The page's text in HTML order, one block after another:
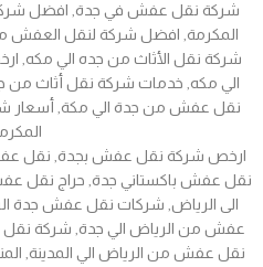
شركة نقل عفش في جدة, افضل
المكرمة, افضل شركة لنقل العفش
شركة نقل الأثاث من جده الي
الي مكه, خدمات شركة نقل أثاث من
نقل عفش من جدة الي مكة, أسعار
نقل عفش باكستاني جدة, حراج
الى الرياض, شركات نقل عفش جدة
عفش من الرياض الي جدة, شركة
نقل عفش من الرياض الي المدينة,